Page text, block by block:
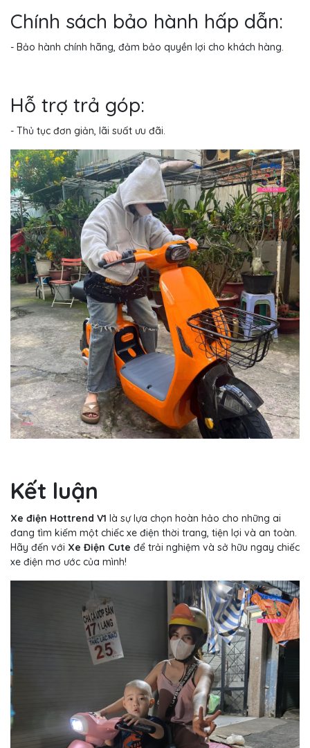
Chính sách bảo hành hấp dẫn:
- Bảo hành chính hãng, đảm bảo quyền lợi cho khách hàng.
Hỗ trợ trả góp:
- Thủ tục đơn giản, lãi suất ưu đãi.
Kết luận
Xe điện Hottrend V1 là sự lựa chọn hoàn hảo cho những ai
đang tìm kiếm một chiếc xe điện thời trang, tiện lợi và an toàn.
Hãy đến với Xe Điện Cute để trải nghiệm và sở hữu ngay chiếc
xe điện mơ ước của mình!